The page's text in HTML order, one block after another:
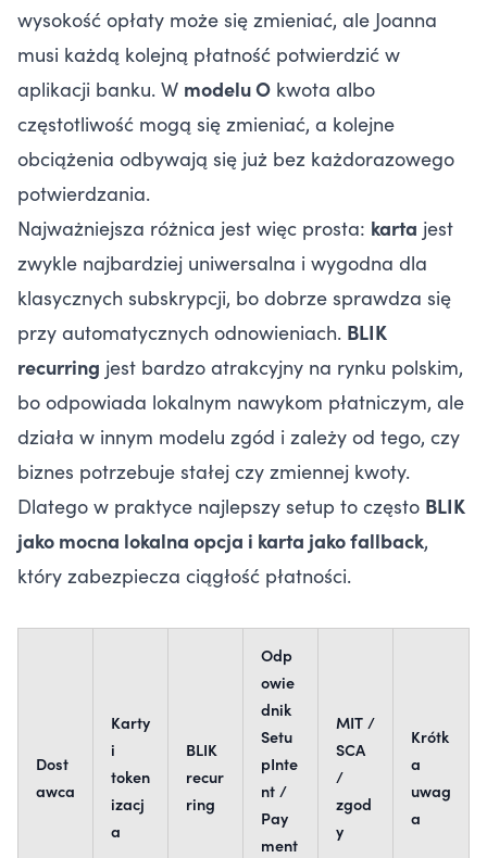
wysokość opłaty może się zmieniać, ale Joanna
musi każdą kolejną płatność potwierdzić w
aplikacji banku. W modelu O kwota albo
częstotliwość mogą się zmieniać, a kolejne
obciążenia odbywają się już bez każdorazowego
potwierdzania.
Najważniejsza różnica jest więc prosta: karta jest
zwykle najbardziej uniwersalna i wygodna dla
klasycznych subskrypcji, bo dobrze sprawdza się
przy automatycznych odnowieniach. BLIK
recurring jest bardzo atrakcyjny na rynku polskim,
bo odpowiada lokalnym nawykom płatniczym, ale
działa w innym modelu zgód i zależy od tego, czy
biznes potrzebuje stałej czy zmiennej kwoty.
Dlatego w praktyce najlepszy setup to często BLIK
jako mocna lokalna opcja i karta jako fallback,
który zabezpiecza ciągłość płatności.
Dost
awca
Karty
i
token
izacj
a
BLIK
recur
ring
Odp
owie
dnik
Setu
pInte
nt /
Pay
ment
MIT /
SCA
/
zgod
y
Krótk
a
uwag
a